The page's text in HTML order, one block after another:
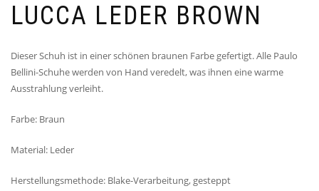
LUCCA LEDER BROWN
Dieser Schuh ist in einer schönen braunen Farbe gefertigt. Alle Paulo
Bellini-Schuhe werden von Hand veredelt, was ihnen eine warme
Ausstrahlung verleiht.
Farbe: Braun
Material: Leder
Herstellungsmethode: Blake-Verarbeitung, gesteppt